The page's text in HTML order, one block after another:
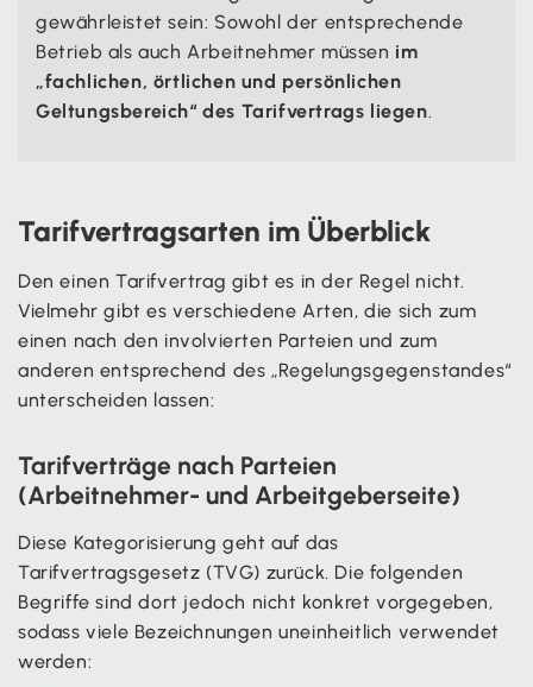
gewährleistet sein: Sowohl der entsprechende
Betrieb als auch Arbeitnehmer müssen im
„fachlichen, örtlichen und persönlichen
Geltungsbereich“ des Tarifvertrags liegen.
Tarifvertragsarten im Überblick
Den einen Tarifvertrag gibt es in der Regel nicht.
Vielmehr gibt es verschiedene Arten, die sich zum
einen nach den involvierten Parteien und zum
anderen entsprechend des „Regelungsgegenstandes“
unterscheiden lassen:
Tarifverträge nach Parteien
(Arbeitnehmer- und Arbeitgeberseite)
Diese Kategorisierung geht auf das
Tarifvertragsgesetz (TVG) zurück. Die folgenden
Begriffe sind dort jedoch nicht konkret vorgegeben,
sodass viele Bezeichnungen uneinheitlich verwendet
werden: